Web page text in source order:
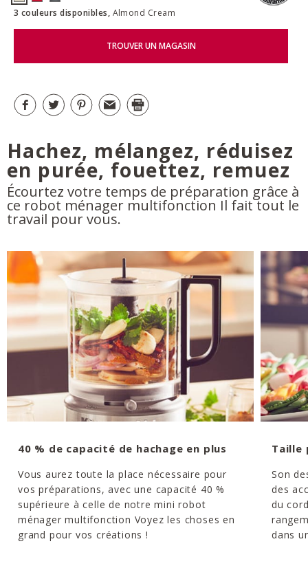
3 couleurs disponibles, Almond Cream
TROUVER UN MAGASIN
Hachez, mélangez, réduisez
en purée, fouettez, remuez
Écourtez votre temps de préparation grâce à
ce robot ménager multifonction Il fait tout le
travail pour vous.
40 % de capacité de hachage en plus
Vous aurez toute la place nécessaire pour
vos préparations, avec une capacité 40 %
supérieure à celle de notre mini robot
ménager multifonction Voyez les choses en
grand pour vos créations !
Taille
Son
des
du
dans